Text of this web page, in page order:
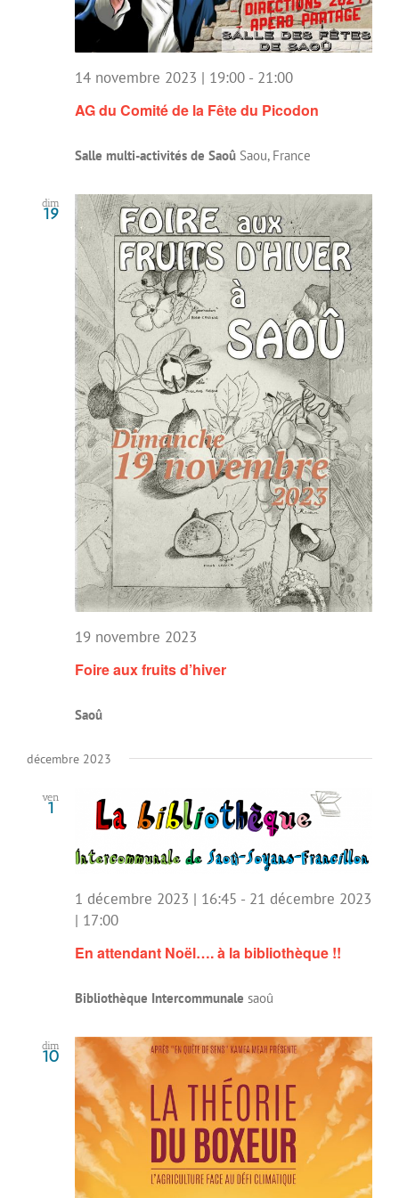
AG du Comité de la Fête du Picodon
14 novembre 2023 | 19:00 - 21:00
Salle multi-activités de Saoû Saou, France
dim
19
Foire aux fruits d’hiver
19 novembre 2023
Saoû
décembre 2023
ven
1
En attendant Noël…. à la bibliothèque !!
1 décembre 2023 | 16:45 - 21 décembre 2023
| 17:00
Bibliothèque Intercommunale saoû
dim
10